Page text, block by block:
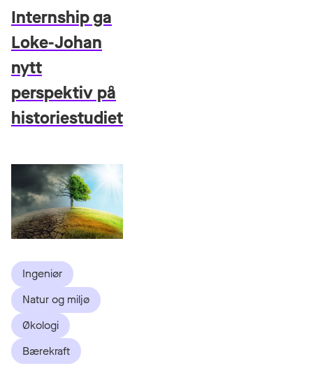
Internship ga
Loke-Johan
nytt
perspektiv på
historiestudiet
Ingeniør
Natur og miljø
Økologi
Bærekraft